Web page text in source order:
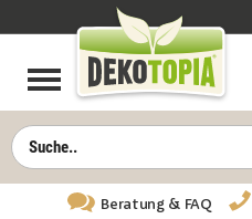
Beratung& FAQ